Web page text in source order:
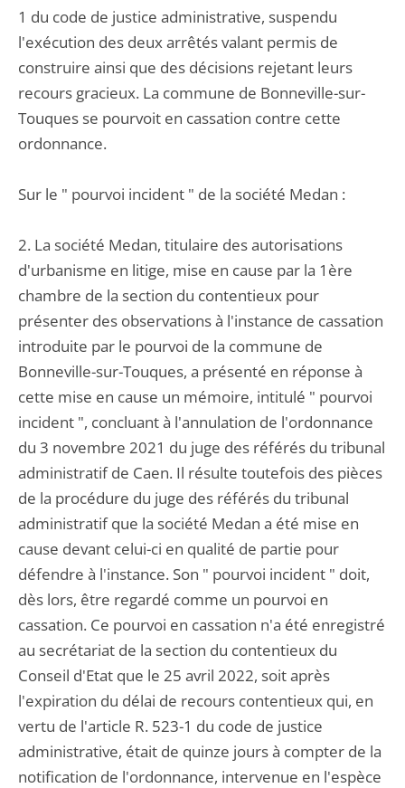
1 du code de justice administrative, suspendu
l'exécution des deux arrêtés valant permis de
construire ainsi que des décisions rejetant leurs
recours gracieux. La commune de Bonneville-sur-
Touques se pourvoit en cassation contre cette
ordonnance.
Sur le " pourvoi incident " de la société Medan :
2. La société Medan, titulaire des autorisations
d'urbanisme en litige, mise en cause par la 1ère
chambre de la section du contentieux pour
présenter des observations à l'instance de cassation
introduite par le pourvoi de la commune de
Bonneville-sur-Touques, a présenté en réponse à
cette mise en cause un mémoire, intitulé " pourvoi
incident ", concluant à l'annulation de l'ordonnance
du 3 novembre 2021 du juge des référés du tribunal
administratif de Caen. Il résulte toutefois des pièces
de la procédure du juge des référés du tribunal
administratif que la société Medan a été mise en
cause devant celui-ci en qualité de partie pour
défendre à l'instance. Son " pourvoi incident " doit,
dès lors, être regardé comme un pourvoi en
cassation. Ce pourvoi en cassation n'a été enregistré
au secrétariat de la section du contentieux du
Conseil d'Etat que le 25 avril 2022, soit après
l'expiration du délai de recours contentieux qui, en
vertu de l'article R. 523-1 du code de justice
administrative, était de quinze jours à compter de la
notification de l'ordonnance, intervenue en l'espèce